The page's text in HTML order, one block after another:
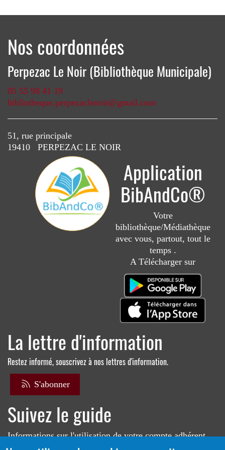
Nos coordonnées
Perpezac Le Noir (Bibliothèque Municipale)
05 55 98 41 19
bibliotheque.perpezaclenoir@gmail.com
51, rue principale
19410 PERPEZAC LE NOIR
Application
BibAndCo®
Votre
bibliothèque/Médiathèque
avec vous, partout, tout le
temps .
A Télécharger sur
La lettre d'information
Restez informé, souscrivez à nos lettres d'information.
S'abonner
Suivez le guide
Informations sur l'utilisation de votre compte adhérent